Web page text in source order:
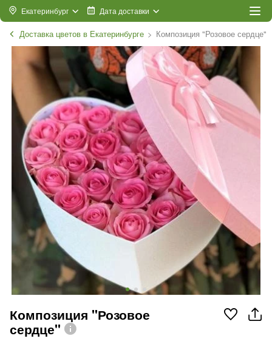
Екатеринбург Дата доставки
Доставка цветов в Екатеринбурге Композиция "Розовое сердце"
Композиция "Розовое
сердце"